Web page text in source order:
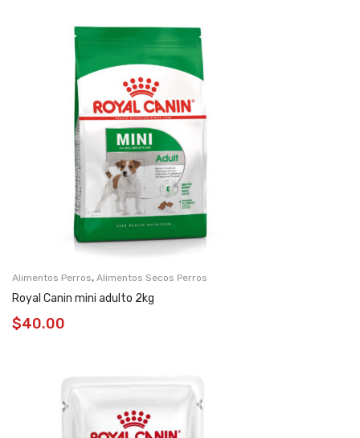
Alimentos Perros, Alimentos Secos Perros
Royal Canin mini adulto 2kg
$40.00